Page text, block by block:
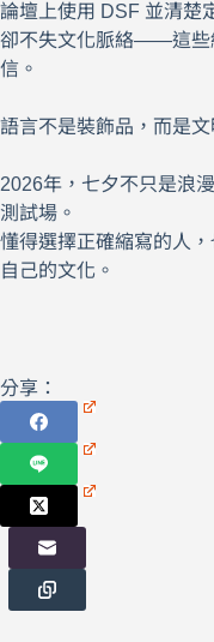
論壇上使用 DSF 並清楚
卻不失文化脈絡——這些
信。
語言不是裝飾品，而是文
2026年，七夕不只是浪
測試場。
懂得選擇正確縮寫的人
自己的文化。
分享：